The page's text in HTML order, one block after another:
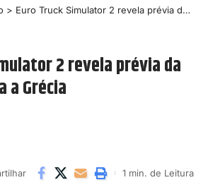
> Euro Truck Simulator 2 revela prévia da expansão para a Grécia
2 revela prévia da
a Grécia
1 min. de Leitura